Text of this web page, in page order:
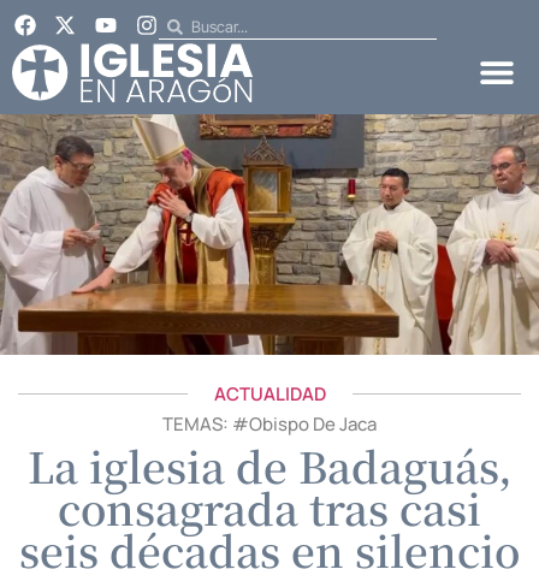
ACTUALIDAD
TEMAS: #Obispo De Jaca
La iglesia de Badaguás,
consagrada tras casi
seis décadas en silencio